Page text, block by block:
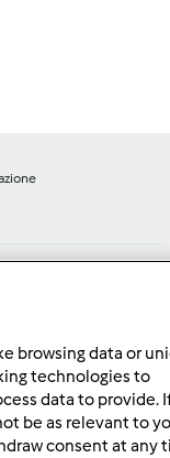
porzioni
porzioni
browsing data or
technologies to
data to provide.
be as relevant to
consent at any